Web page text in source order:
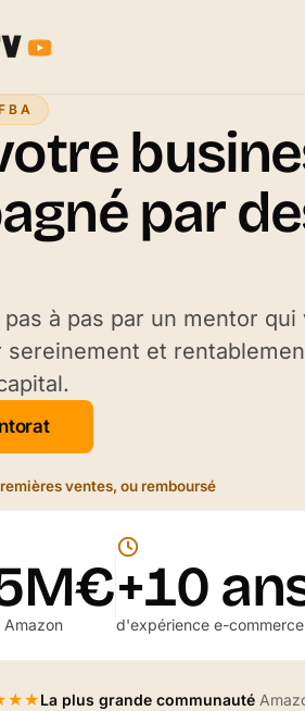
par
à pas par un mentor
sereinement et
ventes, ou remboursé
+10
d'expérience e-commerce
La plus grande communauté